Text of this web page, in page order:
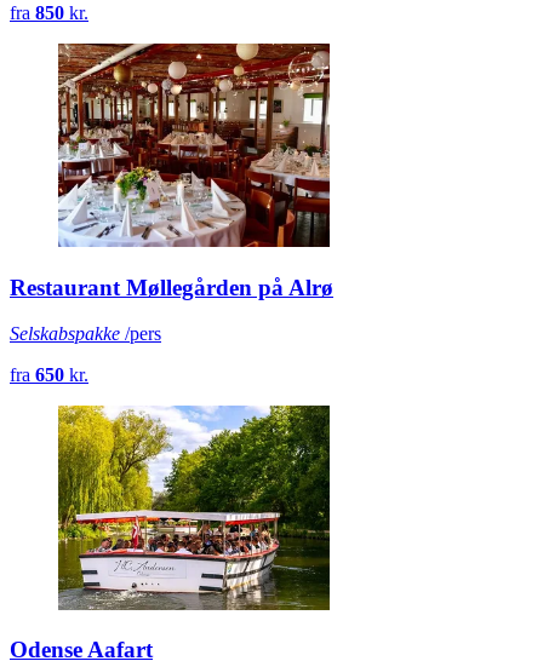
fra 850 kr.
Restaurant Møllegården på Alrø
Selskabspakke /pers
fra 650 kr.
Odense Aafart